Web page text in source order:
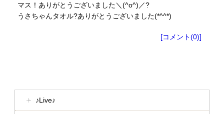
マス！ありがとうございました＼(^o^)／?
うさちゃんタオル?ありがとうございました(*^^*)
[コメント(0)]
♪Live♪